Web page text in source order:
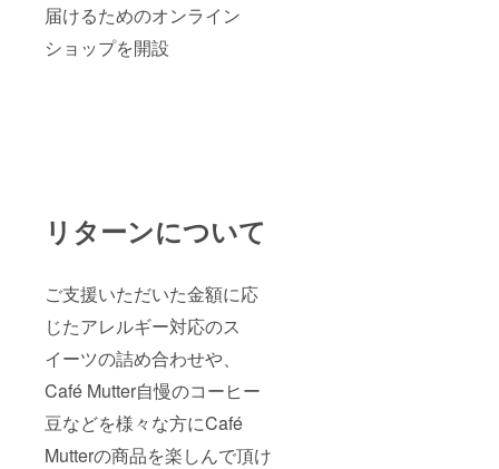
届けるためのオンライン
ショップを開設
リターンについて
ご支援いただいた金額に応
じたアレルギー対応のス
イーツの詰め合わせや、
Café Mutter自慢のコーヒー
豆などを様々な方にCafé
Mutterの商品を楽しんで頂け